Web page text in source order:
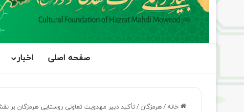
صفحه اصلی اخبار
خانه /هرمزگان /تأکید دبیر مهدویت تعاونی روستایی هرمزگان بر